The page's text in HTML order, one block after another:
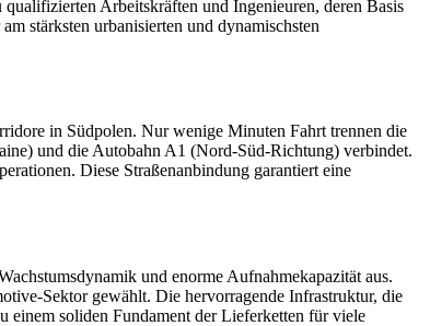
Arbeitskräften und Ingenieuren, deren Basis
stärksten urbanisierten und dynamischsten
in Südpolen. Nur wenige Minuten Fahrt trennen die
und die Autobahn A1 (Nord-Süd-Richtung) verbindet.
Diese Straßenanbindung garantiert eine
und enorme Aufnahmekapazität aus.
Sektor gewählt. Die hervorragende Infrastruktur, die
einem soliden Fundament der Lieferketten für viele